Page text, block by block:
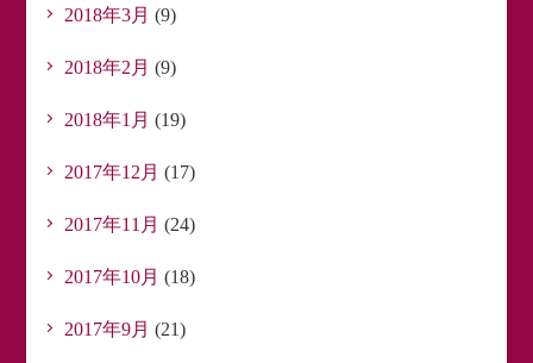
2018年3月 (9)
2018年2月 (9)
2018年1月 (19)
2017年12月 (17)
2017年11月 (24)
2017年10月 (18)
2017年9月 (21)